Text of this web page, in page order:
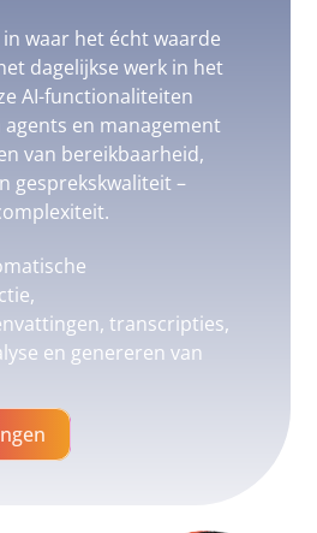
waar het écht waarde
dagelijkse werk in het
AI-functionaliteiten
en management
van bereikbaarheid,
gesprekskwaliteit –
transcripties,
en genereren van